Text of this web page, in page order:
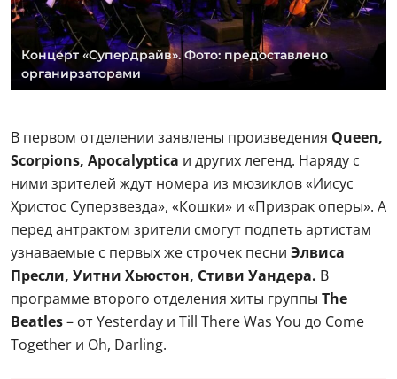
Концерт «Супердрайв». Фото: предоставлено
органирзаторами
В первом отделении заявлены произведения Queen,
Scorpions, Apocalyptica и других легенд. Наряду с
ними зрителей ждут номера из мюзиклов «Иисус
Христос Суперзвезда», «Кошки» и «Призрак оперы». А
перед антрактом зрители смогут подпеть артистам
узнаваемые с первых же строчек песни Элвиса
Пресли, Уитни Хьюстон, Стиви Уандера. В
программе второго отделения хиты группы The
Beatles– от Yesterday и Till There Was You до Come
Together и Oh, Darling.